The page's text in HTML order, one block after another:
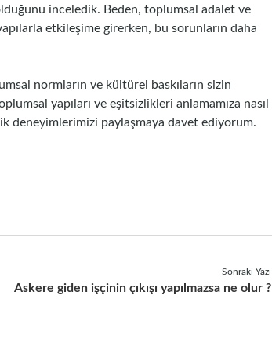
inceledik. Beden, toplumsal adalet ve
etkileşime girerken, bu sorunların daha
normların ve kültürel baskıların sizin
yapıları ve eşitsizlikleri anlamamıza nasıl
deneyimlerimizi paylaşmaya davet ediyorum.
Sonraki Yazı
Askere giden işçinin çıkışı yapılmazsa ne olur ?